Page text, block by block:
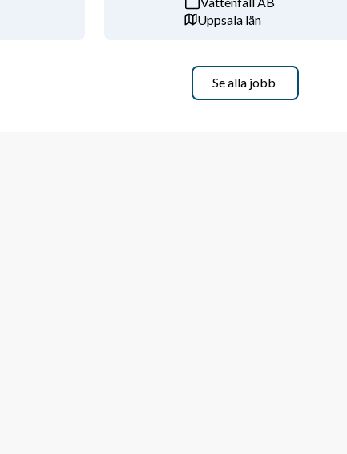
Uppsala län
Se alla jobb